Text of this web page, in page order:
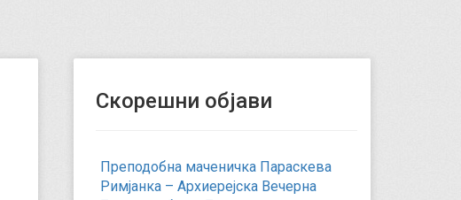
Скорешни објави
Преподобна маченичка Параскева
Римјанка – Архиерејска Вечерна